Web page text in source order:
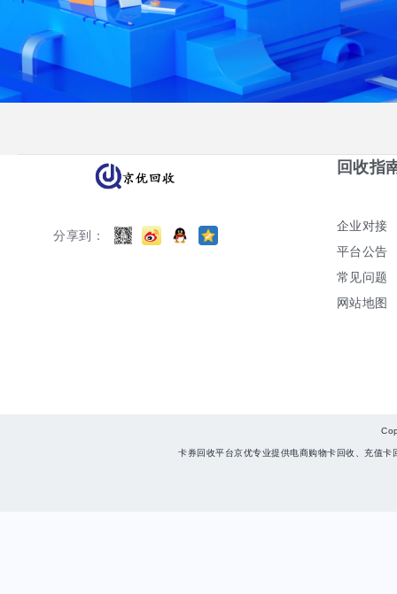
分享到：
回收指
企业对接
平台公告
常见问题
网站地图
卡券回收平台京优专业提供电商购物卡回收、充值